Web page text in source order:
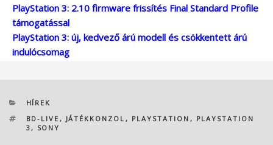
PlayStation 3: 2.10 firmware frissítés Final Standard Profile
támogatással
PlayStation 3: új, kedvező árú modell és csökkentett árú
indulócsomag
KATEGÓRIÁK
HÍREK
CÍMKÉK
BD-LIVE , JÁTÉKKONZOL , PLAYSTATION , PLAYSTATION
3 , SONY